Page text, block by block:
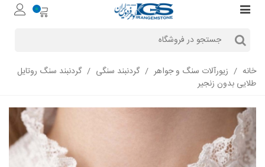
0
خانه / زیورآلات سنگ و جواهر / گردنبند سنگی / گردنبند سنگ روتایل
طلایی بدون زنجیر